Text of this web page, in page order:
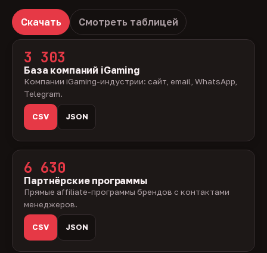
Скачать Смотреть таблицей
3 303
База компаний iGaming
Компании iGaming-индустрии: сайт, email, WhatsApp,
Telegram.
CSV JSON
6 630
Партнёрские программы
Прямые affiliate-программы брендов с контактами
менеджеров.
CSV JSON